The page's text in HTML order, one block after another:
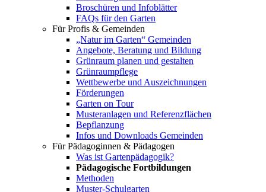
Broschüren und Infoblätter
FAQs für den Garten
Für Profis & Gemeinden
„Natur im Garten“ Gemeinden
Angebote, Beratung und Bildung
Grünraum planen und gestalten
Grünraumpflege
Wettbewerbe und Auszeichnungen
Förderungen
Garten on Tour
Musteranlagen und Referenzflächen
Bepflanzung
Infos und Downloads Gemeinden
Für Pädagoginnen & Pädagogen
Was ist Gartenpädagogik?
Pädagogische Fortbildungen
Methoden
Muster-Schulgarten